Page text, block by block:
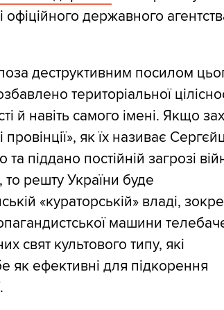
державного
деструктивним посилом
територіальної
й навіть самого імені. Якщо
як їх називає
піддано постійній загрозі
решту України буде
«кураторській» владі,
машини
свят культового типу, які
як ефективні для підкорення